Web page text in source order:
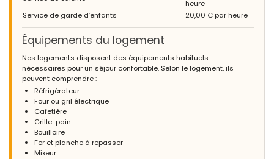
heure
Service de garde d’enfants
20,00 € par heure
Équipements du logement
Nos logements disposent des équipements habituels
nécessaires pour un séjour confortable. Selon le logement, ils
peuvent comprendre :
Réfrigérateur
Four ou gril électrique
Cafetière
Grille-pain
Bouilloire
Fer et planche à repasser
Mixeur